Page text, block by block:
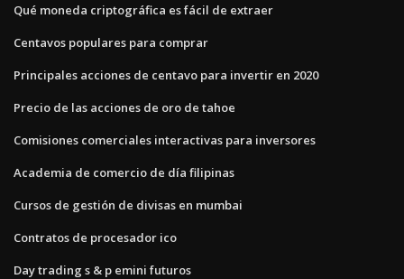
Qué moneda criptográfica es fácil de extraer
Centavos populares para comprar
Principales acciones de centavo para invertir en 2020
Precio de las acciones de oro de tahoe
Comisiones comerciales interactivas para inversores
Academia de comercio de día filipinas
Cursos de gestión de divisas en mumbai
Contratos de procesador ico
Day trading s & p emini futuros